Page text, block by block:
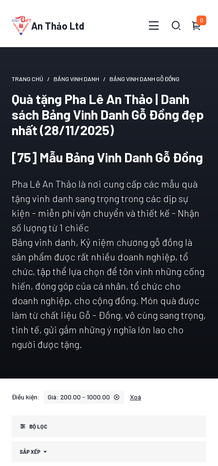
An Thảo Ltd 0
TRANG CHỦ BẢNG VINH DANH BẢNG VINH DANH GỖ ĐỒNG
Quà tặng Pha Lê An Thảo | Danh
sách Bảng Vinh Danh Gỗ Đồng đẹp
nhất (28/11/2025)
[75] Mẫu Bảng Vinh Danh Gỗ Đồng
Pha Lê An Thảo là nơi cung cấp các mẫu quà
tặng vinh danh sang trọng trong các dịp sự
kiện - miễn phí vận chuyển và thiết kế - Nhận
số lượng từ 1 chiếc
Bảng vinh danh, Kỷ niệm chương gỗ đồng là
sản phẩm được rất nhiều doanh nghiệp, tổ
chức, tập thể lựa chọn để tôn vinh những cống
hiến, đóng góp của cá nhân, tổ chức cho
doanh nghiệp, cho cộng đồng. Món quà được
làm từ chất liệu Gỗ - Đồng, vô cùng sang trọng,
tinh tế, gửi gắm những ý nghĩa lớn lao cho
người được tặng.
Điều kiện: Giá: 200.00 - 1000.00 Xoá
BỘ LỌC
SẮP XẾP